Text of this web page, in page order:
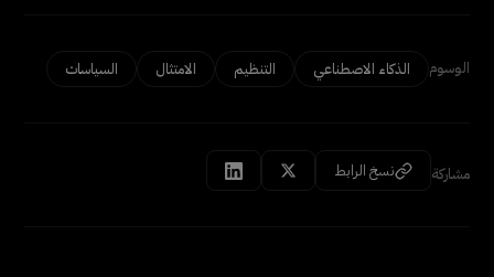
الوسوم الذكاء الاصطناعي التنظيم الامتثال السياسات
مشاركة نسخ الرابط